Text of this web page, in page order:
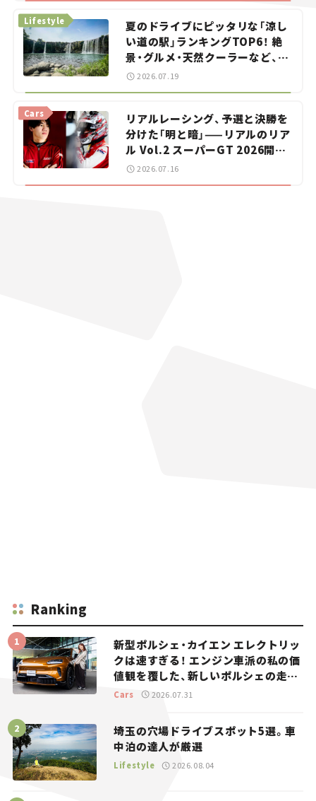
夏のドライブにピッタリな「涼し
い道の駅」ランキングTOP6！ 絶
景・グルメ・天然クーラーなど、避
暑におすすめのスポットを紹介
Lifestyle
2026.07.19
リアルレーシング、予選と決勝を
分けた「明と暗」——リアルのリア
ル Vol.2 スーパーGT 2026開幕
戦 岡山国際サーキット
Cars
2026.07.16
Ranking
新型ポルシェ・カイエン エレクトリッ
クは速すぎる！ エンジン車派の私の価
値観を覆した、新しいポルシェの走
り。
Cars 2026.07.31
埼玉の穴場ドライブスポット5選。車
中泊の達人が厳選
Lifestyle 2026.08.04